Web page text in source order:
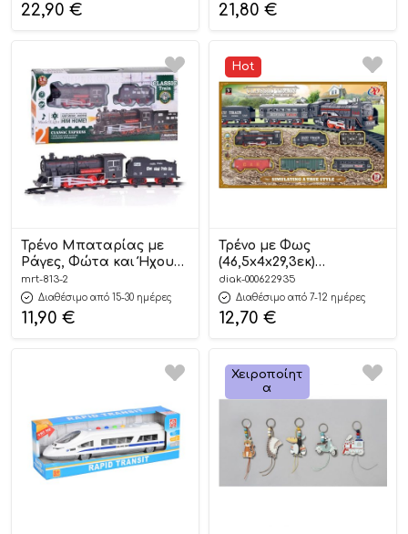
22,90 € 21,80 €
Τρένο Μπαταρίας με
Ράγες, Φώτα και Ήχους
813-2 6+ – Martin Toys
mrt-813-2
Διαθέσιμο από 15-30 ημέρες
11,90 €
Hot
Τρένο με Φως
(46,5x4x29,3εκ)
5205698722219 3+ – Luna
diak-000622935
Διαθέσιμο από 7-12 ημέρες
12,70 €
Χειροποίητ
Α